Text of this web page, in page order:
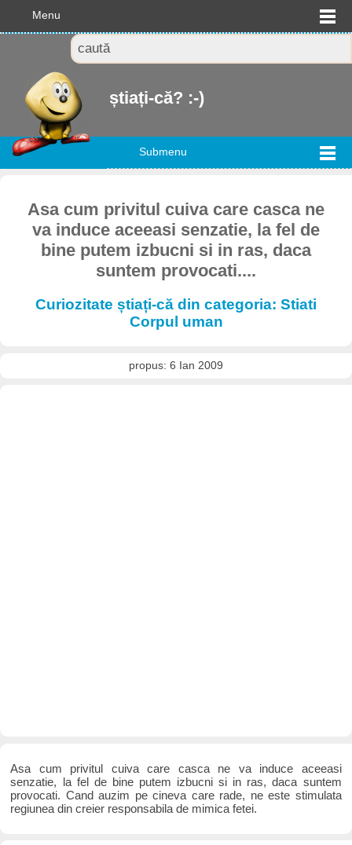
Menu
știați-că? :-)
Submenu
Asa cum privitul cuiva care casca ne
va induce aceeasi senzatie, la fel de
bine putem izbucni si in ras, daca
suntem provocati....
Curiozitate știați-că din categoria: Stiati
Corpul uman
propus: 6 Ian 2009
Asa cum privitul cuiva care casca ne va induce aceeasi
senzatie, la fel de bine putem izbucni si in ras, daca suntem
provocati. Cand auzim pe cineva care rade, ne este stimulata
regiunea din creier responsabila de mimica fetei.